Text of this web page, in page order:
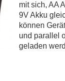
mit sich, AA
9V Akku
können
und parallel
geladen